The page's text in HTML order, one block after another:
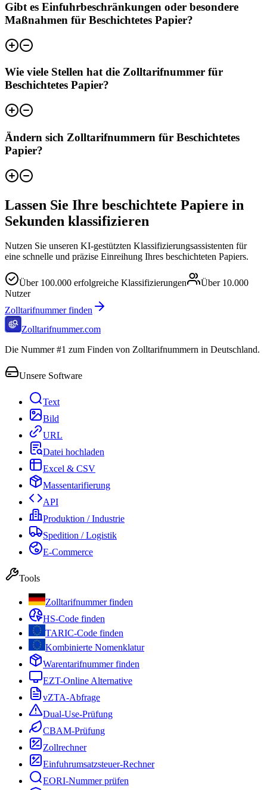
Gibt es Einfuhrbeschränkungen oder besondere
Maßnahmen für Beschichtetes Papier?
Wie viele Stellen hat die Zolltarifnummer für
Beschichtetes Papier?
Ändern sich Zolltarifnummern für Beschichtetes
Papier?
Lassen Sie Ihre beschichtete Papiere in
Sekunden klassifizieren
Nutzen Sie unseren KI-gestützten Klassifizierungsassistenten für
eine schnelle und präzise Einreihung Ihres beschichteten Papiers.
Über 100.000 erfolgreiche Klassifizierungen Über 10.000
Nutzer
Zolltarifnummer finden
Zolltarifnummer.com
Die Nummer #1 zum Finden von Zolltarifnummern in Deutschland.
Unsere Software
Text
Bild
URL
Datei hochladen
Excel & CSV
Massentarifierung
API
Produktion / Industrie
Spedition / Logistik
E-Commerce
Tools
Zolltarifnummer finden
HS-Code finden
TARIC-Code finden
Kombinierte Nomenklatur
Warentarifnummer finden
EZT-Online Alternative
vZTA-Abfrage
Dual-Use-Prüfung
CBAM-Prüfung
Zollrechner
Einfuhrumsatzsteuer-Rechner
EORI-Nummer prüfen